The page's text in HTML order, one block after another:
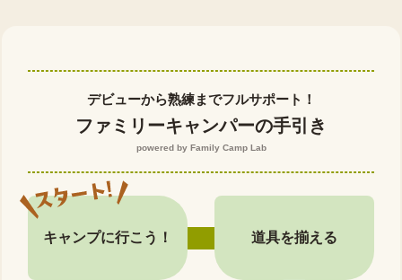
デビューから熟練までフルサポート！
ファミリーキャンパーの手引き
powered by Family Camp Lab
キャンプに行こう！ 道具を揃える